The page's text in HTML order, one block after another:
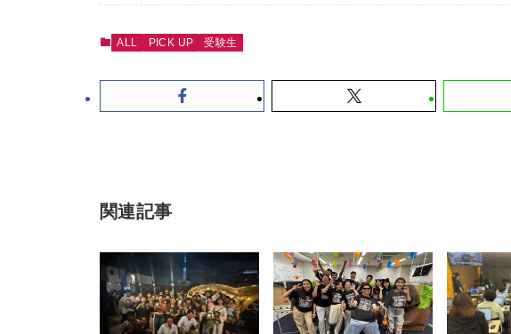
ALL PICK UP 受験生
関連記事